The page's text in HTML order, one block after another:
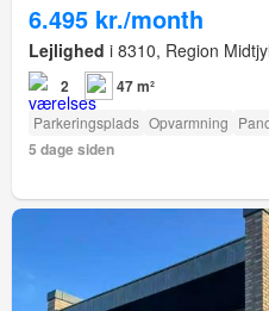
6.495 kr./month
Lejlighed i 8310, Region
2 47 m²
Parkeringsplads Opvarmning
5 dage siden